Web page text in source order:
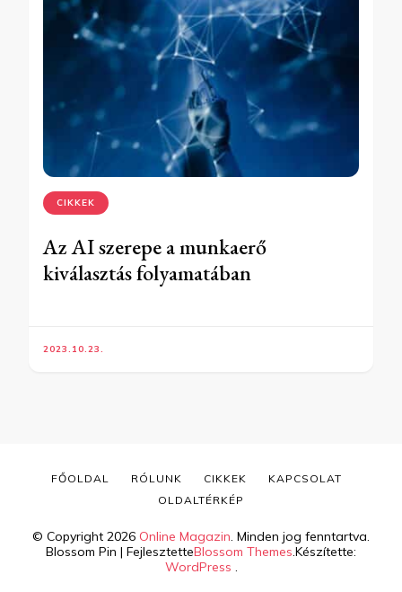
CIKKEK
Az AI szerepe a munkaerő
kiválasztás folyamatában
2023.10.23.
© Copyright 2026 Online Magazin . Minden jog fenntartva.
Blossom Pin | FejlesztetteBlossom Themes .Készítette:
WordPress
FŐOLDAL RÓLUNK CIKKEK
KAPCSOLAT
OLDALTÉRKÉP